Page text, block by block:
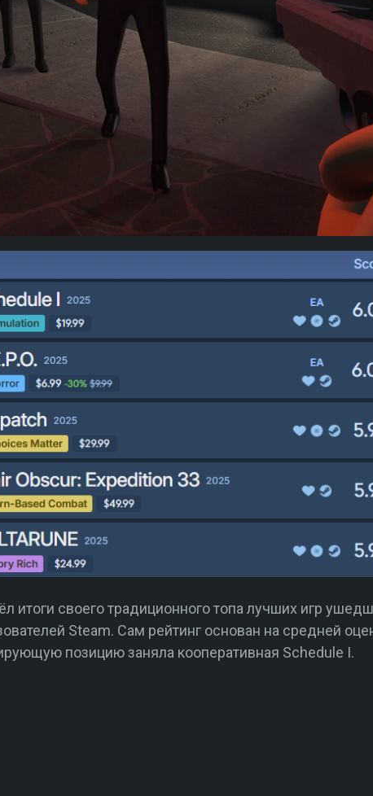
итоги своего традиционного топа лучших игр
Steam. Сам рейтинг основан на средней
позицию заняла кооперативная Schedule I.